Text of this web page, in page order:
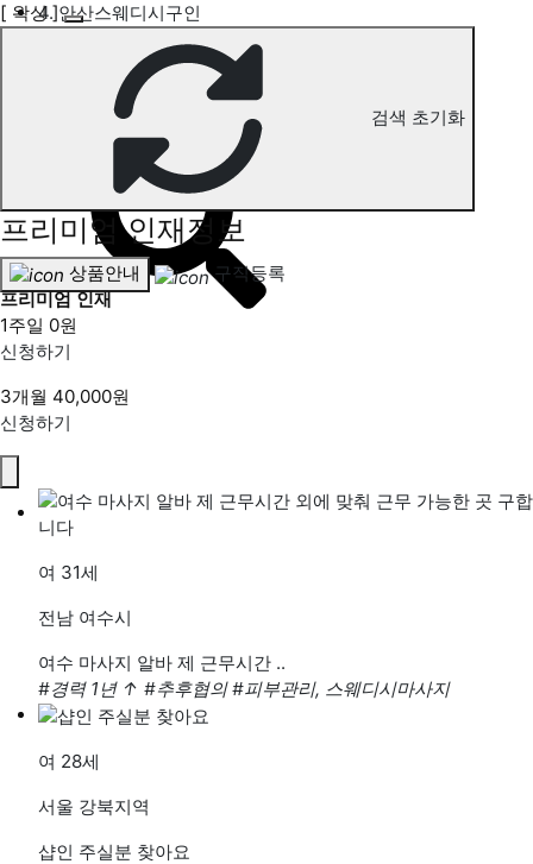
4. 안산스웨디시구인
전국 왁싱 구직정보
[ 왁싱 ]
검색 초기화
프리미엄 인재정보
상품안내
구직등록
프리미엄 인재
1주일 0원
신청하기
3개월 40,000원
신청하기
여 31세
전남 여수시
여수 마사지 알바 제 근무시간 ..
#경력 1년 ↑ #추후협의 #피부관리, 스웨디시마사지
여 28세
서울 강북지역
샵인 주실분 찾아요